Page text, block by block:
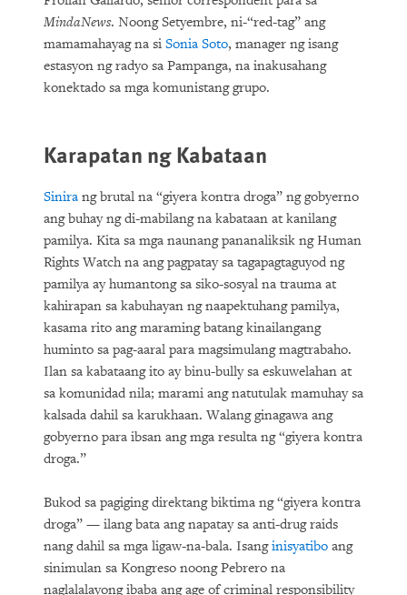
MindaNews. Noong Setyembre, ni-“red-tag” ang
mamamahayag na si Sonia Soto, manager ng isang
estasyon ng radyo sa Pampanga, na inakusahang
konektado sa mga komunistang grupo.
Karapatan ng Kabataan
Sinira ng brutal na “giyera kontra droga” ng gobyerno
ang buhay ng di-mabilang na kabataan at kanilang
pamilya. Kita sa mga naunang pananaliksik ng Human
Rights Watch na ang pagpatay sa tagapagtaguyod ng
pamilya ay humantong sa siko-sosyal na trauma at
kahirapan sa kabuhayan ng naapektuhang pamilya,
kasama rito ang maraming batang kinailangang
huminto sa pag-aaral para magsimulang magtrabaho.
Ilan sa kabataang ito ay binu-bully sa eskuwelahan at
sa komunidad nila; marami ang natutulak mamuhay sa
kalsada dahil sa karukhaan. Walang ginagawa ang
gobyerno para ibsan ang mga resulta ng “giyera kontra
droga.”
Bukod sa pagiging direktang biktima ng “giyera kontra
droga” — ilang bata ang napatay sa anti-drug raids
nang dahil sa mga ligaw-na-bala. Isanginisyatibo ang
sinimulan sa Kongreso noong Pebrero na
naglalalayong ibaba ang age of criminal responsibility